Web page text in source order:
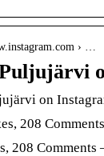
› …
Puljujärvi
on
208
208 Comments